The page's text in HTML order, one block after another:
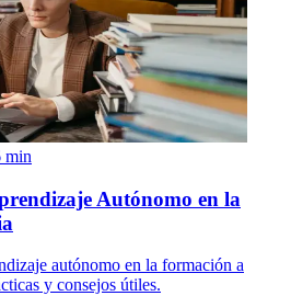
min
Autónomo en la
autónomo en la formación a
y consejos útiles.